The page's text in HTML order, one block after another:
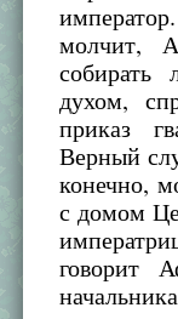
молчит,
духом,
приказ
Верный
конечно,
с домом
говорит